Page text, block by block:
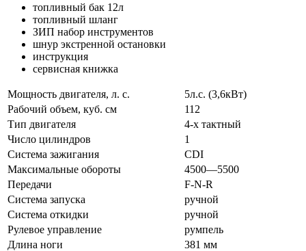
топливный бак 12л
топливный шланг
ЗИП набор инструментов
шнур экстренной остановки
инструкция
сервисная книжка
Мощность двигателя, л. с.
5л.с. (3,6кВт)
Рабочий объем, куб. см
112
Тип двигателя
4-х тактный
Число цилиндров
1
Система зажигания
CDI
Максимальные обороты
4500—5500
Передачи
F-N-R
Система запуска
ручной
Система откидки
ручной
Рулевое управление
румпель
Длина ноги
381 мм